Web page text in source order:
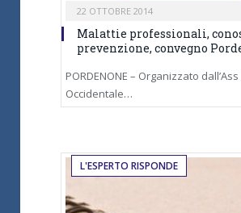
22 OTTOBRE 2014
Malattie professionali,
prevenzione, convegno
PORDENONE – Organizzato dall’Ass
Occidentale…
L'ESPERTO RISPONDE